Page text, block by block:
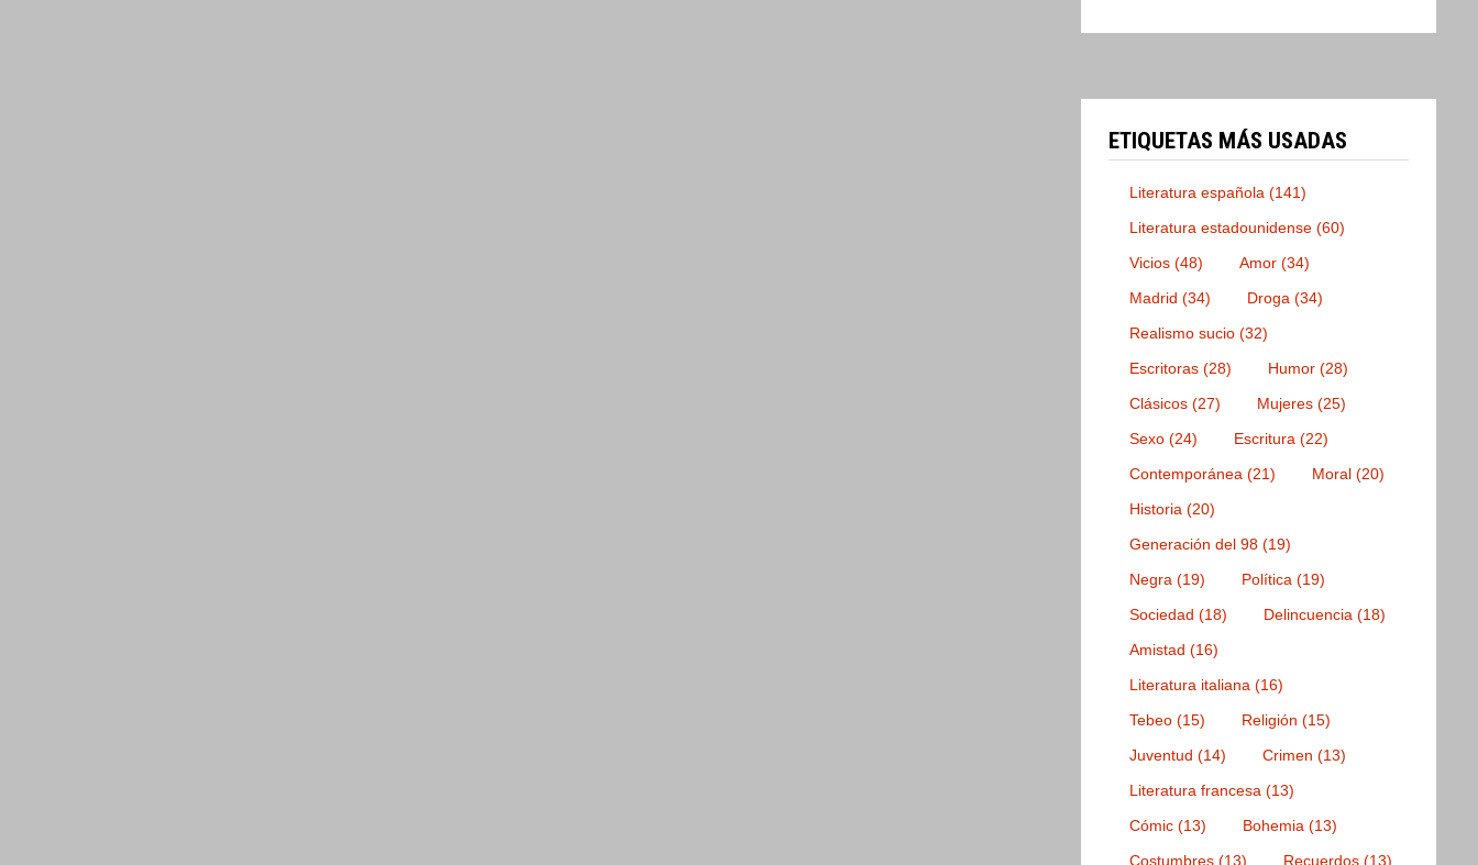
ETIQUETAS MÁS USADAS
Literatura española (141)
Literatura estadounidense (60)
Vicios (48) Amor (34)
Madrid (34) Droga (34)
Realismo sucio (32)
Escritoras (28) Humor (28)
Clásicos (27) Mujeres (25)
Sexo (24) Escritura (22)
Contemporánea (21) Moral (20)
Historia (20)
Generación del 98 (19)
Negra (19) Política (19)
Sociedad (18) Delincuencia (18)
Amistad (16)
Literatura italiana (16)
Tebeo (15) Religión (15)
Juventud (14) Crimen (13)
Literatura francesa (13)
Cómic (13) Bohemia (13)
Costumbres (13) Recuerdos (13)